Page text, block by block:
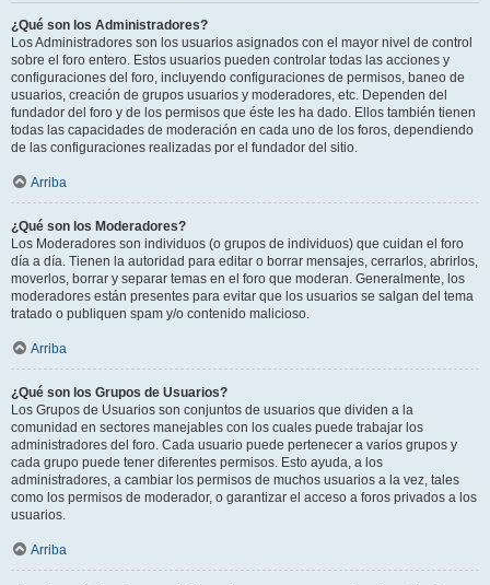
¿Qué son los Administradores?
Los Administradores son los usuarios asignados con el mayor nivel de control
sobre el foro entero. Estos usuarios pueden controlar todas las acciones y
configuraciones del foro, incluyendo configuraciones de permisos, baneo de
usuarios, creación de grupos usuarios y moderadores, etc. Dependen del
fundador del foro y de los permisos que éste les ha dado. Ellos también tienen
todas las capacidades de moderación en cada uno de los foros, dependiendo
de las configuraciones realizadas por el fundador del sitio.
Arriba
¿Qué son los Moderadores?
Los Moderadores son individuos (o grupos de individuos) que cuidan el foro
día a día. Tienen la autoridad para editar o borrar mensajes, cerrarlos, abrirlos,
moverlos, borrar y separar temas en el foro que moderan. Generalmente, los
moderadores están presentes para evitar que los usuarios se salgan del tema
tratado o publiquen spam y/o contenido malicioso.
Arriba
¿Qué son los Grupos de Usuarios?
Los Grupos de Usuarios son conjuntos de usuarios que dividen a la
comunidad en sectores manejables con los cuales puede trabajar los
administradores del foro. Cada usuario puede pertenecer a varios grupos y
cada grupo puede tener diferentes permisos. Esto ayuda, a los
administradores, a cambiar los permisos de muchos usuarios a la vez, tales
como los permisos de moderador, o garantizar el acceso a foros privados a los
usuarios.
Arriba